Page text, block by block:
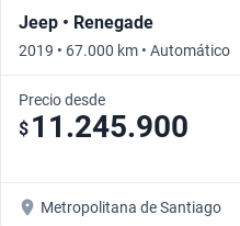
Jeep • Renegade
2019 • 67.000 km • Automático
Precio desde
$ 11.245.900
Metropolitana de Santiago